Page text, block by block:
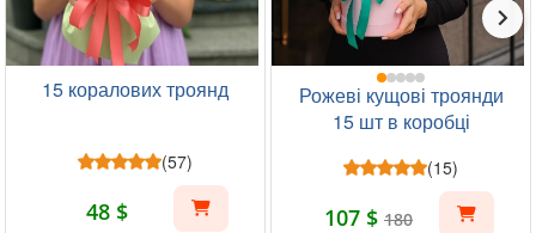
15 коралових троянд
(57)
48 $
Рожеві кущові троянди
15 шт в коробці
(15)
107 $ 180